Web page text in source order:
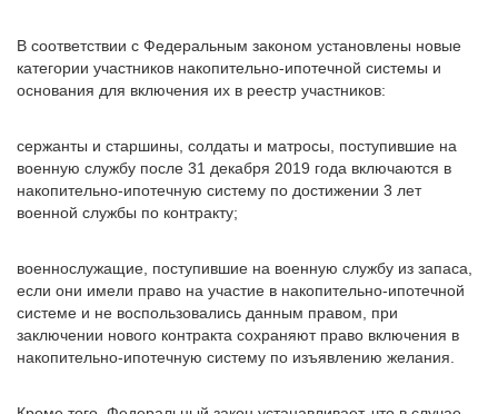
В соответствии с Федеральным законом установлены новые
категории участников накопительно-ипотечной системы и
основания для включения их в реестр участников:
сержанты и старшины, солдаты и матросы, поступившие на
военную службу после 31 декабря 2019 года включаются в
накопительно-ипотечную систему по достижении 3 лет
военной службы по контракту;
военнослужащие, поступившие на военную службу из запаса,
если они имели право на участие в накопительно-ипотечной
системе и не воспользовались данным правом, при
заключении нового контракта сохраняют право включения в
накопительно-ипотечную систему по изъявлению желания.